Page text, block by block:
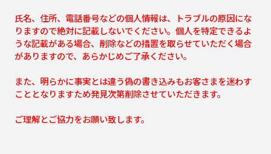
氏名、住所、電話番号などの個人情報は、トラブルの原因にな
りますので絶対に記載しないでください。個人を特定できるよ
うな記載がある場合、削除などの措置を取らせていただく場合
がありますので、あらかじめご了承ください。
また、明らかに事実とは違う偽の書き込みもお客さまを迷わす
こととなりますため発見次第削除させていただきます。
ご理解とご協力をお願い致します。